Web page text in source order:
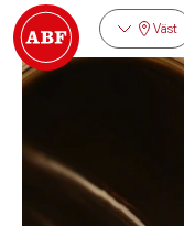
Väst